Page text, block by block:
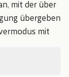
mit der über
übergeben
mit